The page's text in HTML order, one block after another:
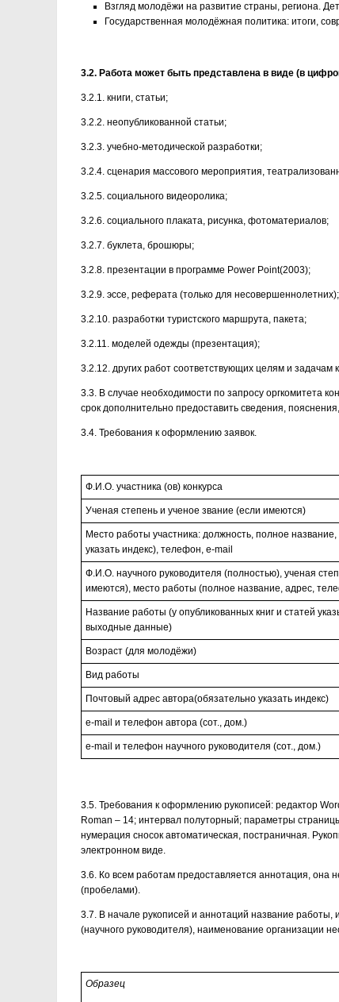
Взгляд молодёжи на развитие страны, региона.
Государственная молодёжная политика: итоги,
3.2. Работа может быть представлена в виде (в
3.2.1. книги, статьи;
3.2.2. неопубликованной статьи;
3.2.3. учебно-методической разработки;
3.2.4. сценария массового мероприятия,
3.2.5. социального видеоролика;
3.2.6. социального плаката, рисунка, фотоматериалов;
3.2.7. буклета, брошюры;
3.2.8. презентации в программе Power Point(2003);
3.2.9. эссе, реферата (только для несовершеннолетних);
3.2.10. разработки туристского маршрута, пакета;
3.2.11. моделей одежды (презентация);
3.2.12. других работ соответствующих целям и задачам
3.3. В случае необходимости по запросу оргкомитета
срок дополнительно предоставить сведения,
3.4. Требования к оформлению заявок.
Ф.И.О. участника (ов) конкурса
Ученая степень и ученое звание (если имеются)
Место работы участника: должность, полное
указать индекс), телефон, e-mail
Ф.И.О. научного руководителя (полностью), ученая
имеются), место работы (полное название, адрес,
Название работы (у опубликованных книг и статей
выходные данные)
Возраст (для молодёжи)
Вид работы
Почтовый адрес автора(обязательно указать индекс)
e-mail и телефон автора (сот., дом.)
e-mail и телефон научного руководителя (сот., дом.)
3.5. Требования к оформлению рукописей: редактор
Roman – 14; интервал полуторный; параметры
нумерация сносок автоматическая, постраничная.
электронном виде.
3.6. Ко всем работам предоставляется аннотация, она
(пробелами).
3.7. В начале рукописей и аннотаций название
(научного руководителя), наименование организации
Образец